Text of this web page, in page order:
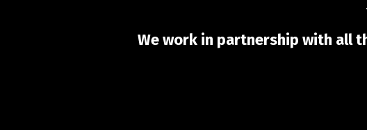
We work in partnership with all